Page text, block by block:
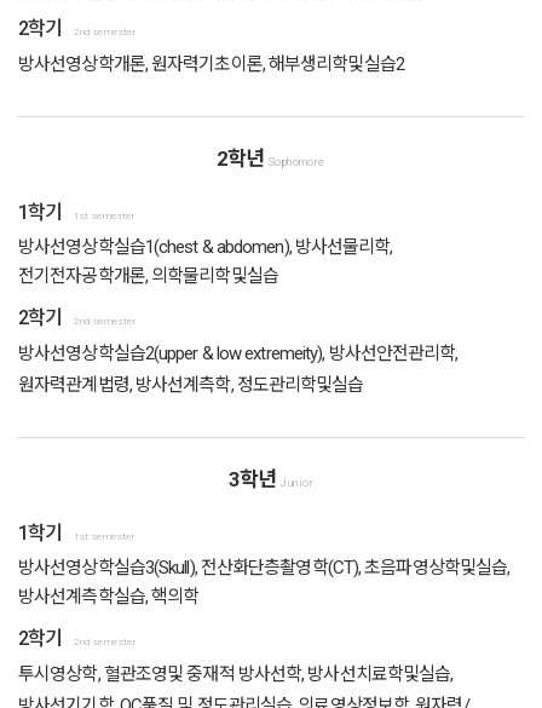
2학기 2nd semester
방사선영상학개론, 원자력기초이론, 해부생리학및실습2
2학년 Sophomore
1학기 1st semester
방사선영상학실습1(chest & abdomen), 방사선물리학,
전기전자공학개론, 의학물리학및실습
2학기 2nd semester
방사선영상학실습2(upper & low extremeity), 방사선안전관리학,
원자력관계법령, 방사선계측학, 정도관리학및실습
3학년 Junior
1학기 1st semester
방사선영상학실습3(Skull), 전산화단층촬영학(CT), 초음파영상학및실습,
방사선계측학실습, 핵의학
2학기 2nd semester
투시영상학, 혈관조영및 중재적 방사선학, 방사선치료학및실습,